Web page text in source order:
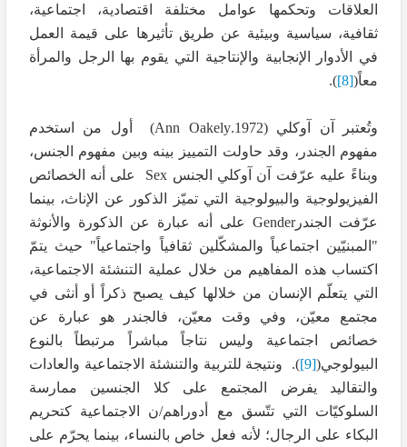
العلاقات وتحكمها عوامل مختلفة اقتصادية، اجتماعية،
ثقافية، سياسية وبيئية عن طريق تأثيرها على قيمة العمل
في الأدوار الإنجابية والإنتاجية التي يقوم بها الرجل والمرأة
معاً([8]
).
وتُعتبر آن آوكلي (1972. (Ann Oakely
أول من استخدم
مفهوم الجندر، وقد حاولت التمييز بينه وبين مفهوم الجنس،
وبناءً عليه عرّفت آن آوكلي الجنس Sex
على أنه الخصائص
الفيزيولوجية والبيولوجية التي تميّز الذكور عن الإناث، بينما
عرّفت الجندرGenderعلى أنه عبارة عن الذكورة والأنوثة
"المبنيّين اجتماعياً والمشكّلين ثقافياً واجتماعياً" حيث يتمّ
اكتساب هذه المفاهيم من خلال عملية التنشئة الاجتماعية،
التي يتعلّم الإنسان من خلالها كيف يصبح ذكراً أو أنثى في
مجتمع معيّن، وفي وقت معيّن، فالجندر هو عبارة عن
خصائص اجتماعية وليس نتاجاً مباشراً مرتبطاً بالنوع
البيولوجي([9]). ونتيجة للتربية والتنشئة الاجتماعية والعادات
والتقاليد يفرض المجتمع على كلا الجنسين ممارسة
السلوكيّات التي تتّسق مع أدوراهم/ن الاجتماعية كتحريم
البكاء على الرجال؛ لأنه فعل خاص بالنساء، بينما يحرّم على